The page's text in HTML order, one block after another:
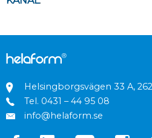
Helsingborgsvägen 33 A,
Tel. 0431 – 44 95 08
info@helaform.se